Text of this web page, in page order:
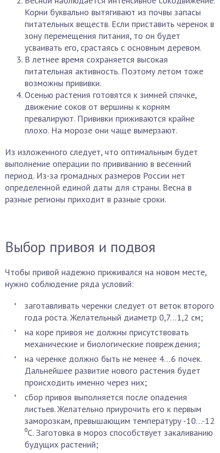
Корни буквально вытягивают из почвы запасы
питательных веществ. Если приставить черенок в
зону перемещения питания, то он будет
усваивать его, срастаясь с основным деревом.
В летнее время сохраняется высокая
питательная активность. Поэтому летом тоже
возможны прививки.
Осенью растения готовятся к зимней спячке,
движение соков от вершины к корням
превалируют. Прививки приживаются крайне
плохо. На морозе они чаще вымерзают.
Из изложенного следует, что оптимальным будет
выполнение операции по прививанию в весенний
период. Из-за громадных размеров России нет
определенной единой даты для страны. Весна в
разные регионы приходит в разные сроки.
Выбор привоя и подвоя
Чтобы привой надежно приживался на новом месте,
нужно соблюдение ряда условий:
заготавливать черенки следует от веток второго
года роста. Желательный диаметр 0,7…1,2 см;
на коре привоя не должны присутствовать
механические и биологические повреждения;
на черенке должно быть не менее 4…6 почек.
Дальнейшее развитие нового растения будет
происходить именно через них;
сбор привоя выполняется после опадения
листьев. Желательно приурочить его к первым
заморозкам, превышающим температуру -10…-12
⁰С. Заготовка в мороз способствует закаливанию
будущих растений;